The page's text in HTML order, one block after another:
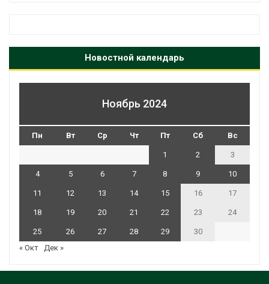
Новостной календарь
Ноябрь 2024
Пн Вт Ср Чт Пт Сб Вс
1 2 3
4 5 6 7 8 9 10
11 12 13 14 15 16 17
18 19 20 21 22 23 24
25 26 27 28 29
30
« Окт Дек »